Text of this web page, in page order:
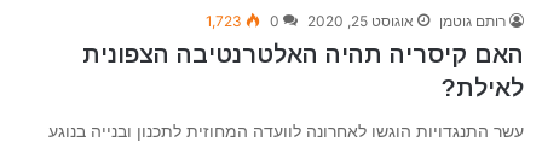
רותם גוטמן אוגוסט 25, 2020 0
1,723
האם קיסריה תהיה האלטרנטיבה הצפונית
לאילת?
עשר התנגדויות הוגשו לאחרונה לוועדה המחוזית לתכנון ובנייה בנוגע